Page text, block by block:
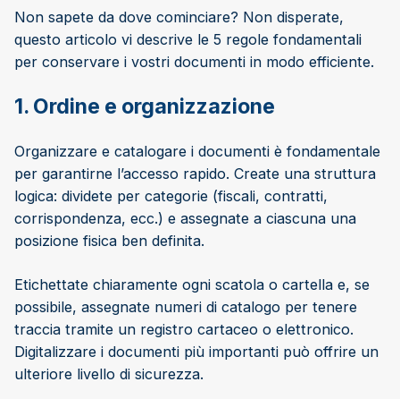
Non sapete da dove cominciare? Non disperate,
questo articolo vi descrive le 5 regole fondamentali
per conservare i vostri documenti in modo efficiente.
1. Ordine e organizzazione
Organizzare e catalogare i documenti è fondamentale
per garantirne l’accesso rapido. Create una struttura
logica: dividete per categorie (fiscali, contratti,
corrispondenza, ecc.) e assegnate a ciascuna una
posizione fisica ben definita.
Etichettate chiaramente ogni scatola o cartella e, se
possibile, assegnate numeri di catalogo per tenere
traccia tramite un registro cartaceo o elettronico.
Digitalizzare i documenti più importanti può offrire un
ulteriore livello di sicurezza.